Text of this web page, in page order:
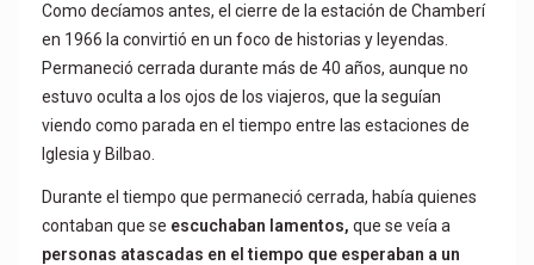
Como decíamos antes, el cierre de la estación de Chamberí
en 1966 la convirtió en un foco de historias y leyendas.
Permaneció cerrada durante más de 40 años, aunque no
estuvo oculta a los ojos de los viajeros, que la seguían
viendo como parada en el tiempo entre las estaciones de
Iglesia y Bilbao.
Durante el tiempo que permaneció cerrada, había quienes
contaban que se escuchaban lamentos, que se veía a
personas atascadas en el tiempo que esperaban a un